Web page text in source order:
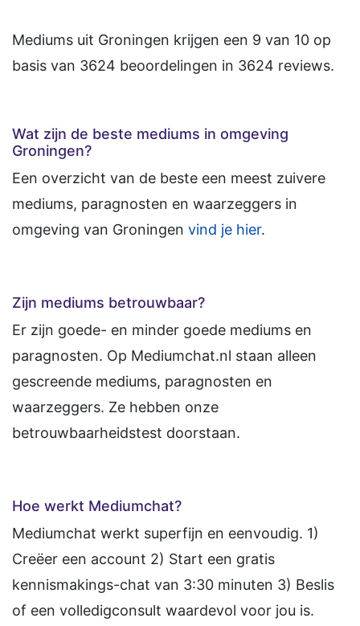
Mediums uit Groningen krijgen een 9 van 10 op
basis van 3624 beoordelingen in 3624 reviews.
Wat zijn de beste mediums in omgeving
Groningen?
Een overzicht van de beste een meest zuivere
mediums, paragnosten en waarzeggers in
omgeving van Groningen vind je hier.
Zijn mediums betrouwbaar?
Er zijn goede- en minder goede mediums en
paragnosten. Op Mediumchat.nl staan alleen
gescreende mediums, paragnosten en
waarzeggers. Ze hebben onze
betrouwbaarheidstest doorstaan.
Hoe werkt Mediumchat?
Mediumchat werkt superfijn en eenvoudig. 1)
Creëer een account 2) Start een gratis
kennismakings-chat van 3:30 minuten 3) Beslis
of een volledigconsult waardevol voor jou is.